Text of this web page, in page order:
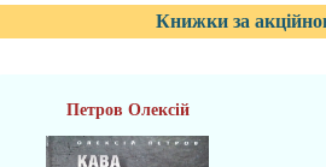
Книжки за
Петров Олексій